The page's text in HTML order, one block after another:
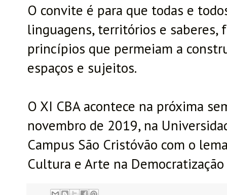
O convite é para que todas e
linguagens, territórios e saberes,
princípios que permeiam a
espaços e sujeitos.
O XI CBA acontece na próxima
novembro de 2019, na
Campus São Cristóvão com o
Cultura e Arte na